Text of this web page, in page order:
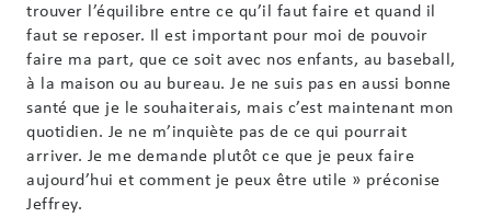
trouver l’équilibre entre ce qu’il faut faire et quand il
faut se reposer. Il est important pour moi de pouvoir
faire ma part, que ce soit avec nos enfants, au baseball,
à la maison ou au bureau. Je ne suis pas en aussi bonne
santé que je le souhaiterais, mais c’est maintenant mon
quotidien. Je ne m’inquiète pas de ce qui pourrait
arriver. Je me demande plutôt ce que je peux faire
aujourd’hui et comment je peux être utile » préconise
Jeffrey.